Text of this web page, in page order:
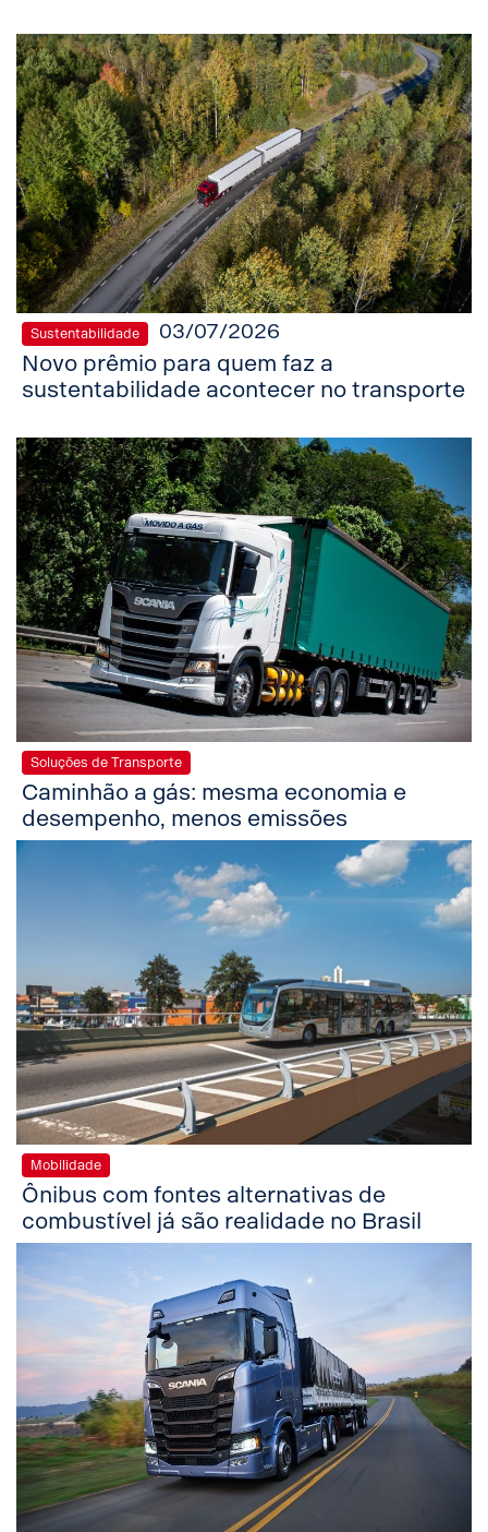
Sustentabilidade 03/07/2026
Novo prêmio para quem faz a
sustentabilidade acontecer no transporte
Soluções de Transporte
Caminhão a gás: mesma economia e
desempenho, menos emissões
Mobilidade
Ônibus com fontes alternativas de
combustível já são realidade no Brasil